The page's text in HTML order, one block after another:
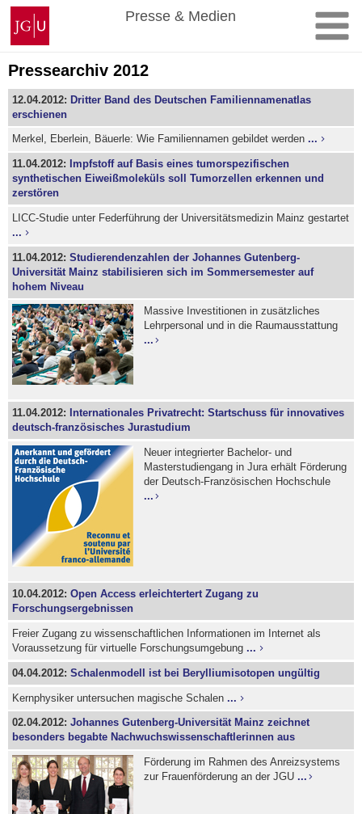
Zum
Inhalt
springen
Johannes
Gutenberg-
Universität
Mainz
Presse & Medien
Pressearchiv 2012
12.04.2012: Dritter Band des Deutschen Familiennamenatlas
erschienen
Merkel, Eberlein, Bäuerle: Wie Familiennamen gebildet werden...
11.04.2012:
Impfstoff auf Basis eines tumorspezifischen
synthetischen Eiweißmoleküls soll Tumorzellen erkennen und
zerstören
LICC-Studie unter Federführung der Universitätsmedizin Mainz gestartet
...
11.04.2012:Studierendenzahlen der Johannes Gutenberg-
Universität Mainz stabilisieren sich im Sommersemester auf
hohem Niveau
Massive Investitionen in zusätzliches
Lehrpersonal und in die Raumausstattung
...
11.04.2012:
Internationales Privatrecht: Startschuss für innovatives
deutsch-französisches Jurastudium
Neuer integrierter Bachelor- und
Masterstudiengang in Jura erhält Förderung
der Deutsch-Französischen Hochschule
...
10.04.2012:Open Access erleichtertert Zugang zu
Forschungsergebnissen
Freier Zugang zu wissenschaftlichen Informationen im Internet als
Voraussetzung für virtuelle Forschungsumgebung...
04.04.2012:Schalenmodell ist bei Berylliumisotopen ungültig
Kernphysiker untersuchen magische Schalen...
02.04.2012:Johannes Gutenberg-Universität Mainz zeichnet
besonders begabte Nachwuchswissenschaftlerinnen aus
Förderung im Rahmen des Anreizsystems
zur Frauenförderung an der JGU ...